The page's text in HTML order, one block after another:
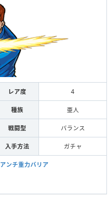
レア度 4
種族 亜人
戦闘型 バランス
入手方法 ガチャ
アンチ重力バリア